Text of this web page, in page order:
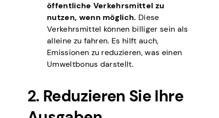
öffentliche Verkehrsmittel zu
nutzen, wenn möglich. Diese
Verkehrsmittel können billiger sein als
alleine zu fahren. Es hilft auch,
Emissionen zu reduzieren, was einen
Umweltbonus darstellt.
2. Reduzieren Sie Ihre